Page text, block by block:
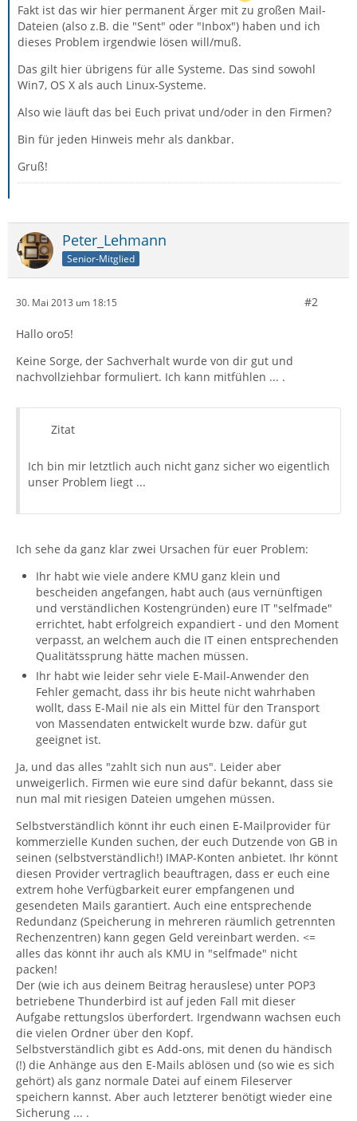
Fakt ist das wir hier permanent Ärger mit zu großen Mail-
Dateien (also z.B. die "Sent" oder "Inbox") haben und ich
dieses Problem irgendwie lösen will/muß.
Das gilt hier übrigens für alle Systeme. Das sind sowohl
Win7, OS X als auch Linux-Systeme.
Also wie läuft das bei Euch privat und/oder in den Firmen?
Bin für jeden Hinweis mehr als dankbar.
Gruß!
Peter_Lehmann
Senior-Mitglied
30. Mai 2013 um 18:15 #2
Hallo oro5!
Keine Sorge, der Sachverhalt wurde von dir gut und
nachvollziehbar formuliert. Ich kann mitfühlen ... .
Zitat
Ich bin mir letztlich auch nicht ganz sicher wo eigentlich
unser Problem liegt ...
Ich sehe da ganz klar zwei Ursachen für euer Problem:
Ihr habt wie viele andere KMU ganz klein und
bescheiden angefangen, habt auch (aus vernünftigen
und verständlichen Kostengründen) eure IT "selfmade"
errichtet, habt erfolgreich expandiert - und den Moment
verpasst, an welchem auch die IT einen entsprechenden
Qualitätssprung hätte machen müssen.
Ihr habt wie leider sehr viele E-Mail-Anwender den
Fehler gemacht, dass ihr bis heute nicht wahrhaben
wollt, dass E-Mail nie als ein Mittel für den Transport
von Massendaten entwickelt wurde bzw. dafür gut
geeignet ist.
Ja, und das alles "zahlt sich nun aus". Leider aber
unweigerlich. Firmen wie eure sind dafür bekannt, dass sie
nun mal mit riesigen Dateien umgehen müssen.
Selbstverständlich könnt ihr euch einen E-Mailprovider für
kommerzielle Kunden suchen, der euch Dutzende von GB in
seinen (selbstverständlich!) IMAP-Konten anbietet. Ihr könnt
diesen Provider vertraglich beauftragen, dass er euch eine
extrem hohe Verfügbarkeit eurer empfangenen und
gesendeten Mails garantiert. Auch eine entsprechende
Redundanz (Speicherung in mehreren räumlich getrennten
Rechenzentren) kann gegen Geld vereinbart werden. <=
alles das könnt ihr auch als KMU in "selfmade" nicht
packen!
Der (wie ich aus deinem Beitrag herauslese) unter POP3
betriebene Thunderbird ist auf jeden Fall mit dieser
Aufgabe rettungslos überfordert. Irgendwann wachsen euch
die vielen Ordner über den Kopf.
Selbstverständlich gibt es Add-ons, mit denen du händisch
(!) die Anhänge aus den E-Mails ablösen und (so wie es sich
gehört) als ganz normale Datei auf einem Fileserver
speichern kannst. Aber auch letzterer benötigt wieder eine
Sicherung ... .